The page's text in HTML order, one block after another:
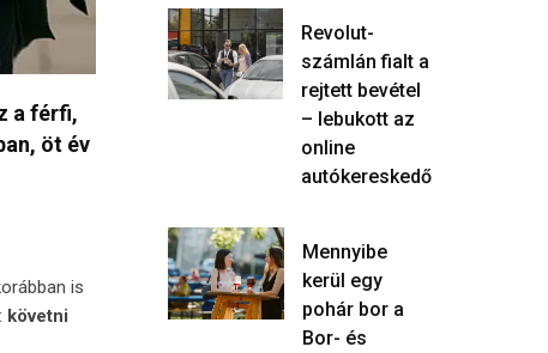
a férfi,
öt év
is
követni
Revolut-
számlán fialt a
rejtett bevétel
– lebukott az
online
autókereskedő
Mennyibe
kerül egy
pohár bor a
Bor- és